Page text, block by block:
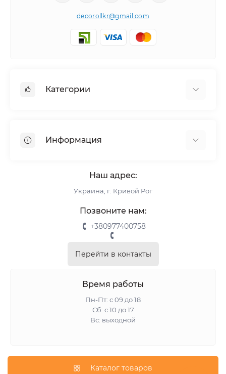
decorollkr@gmail.com
Категории
Рулонные шторы
Информация
Возврат и обмен
Связаться с нами
Наш адрес:
Украина, г. Кривой Рог
Позвоните нам:
+380977400758
Перейти в контакты
Время работы
Пн-Пт: с 09 до 18
Сб: с 10 до 17
Вс: выходной
Каталог товаров